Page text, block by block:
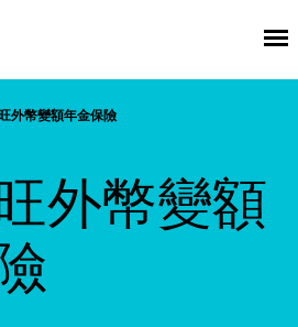
外幣變額年金保險
外幣變額